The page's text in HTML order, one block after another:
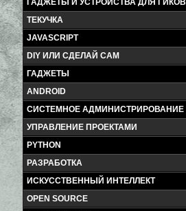
ГАДЖЕТЫ И УСТРОЙСТВА ДЛЯ ГИКОВ
ТЕКУЧКА
JAVASCRIPT
DIY ИЛИ СДЕЛАЙ САМ
ГАДЖЕТЫ
ANDROID
СИСТЕМНОЕ АДМИНИСТРИРОВАНИЕ
УПРАВЛЕНИЕ ПРОЕКТАМИ
PYTHON
РАЗРАБОТКА
ИСКУССТВЕННЫЙ ИНТЕЛЛЕКТ
OPEN SOURCE